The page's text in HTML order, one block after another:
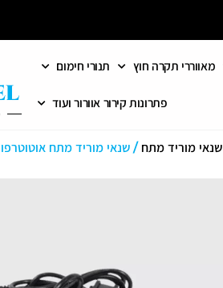
מאווררי תקרה חוץ תנורי חימום
פתרונות קירור אוורור ועוד
שנאי מוריד מתח / שנאי מוריד מתח אוטוטרפו 65W למוצרים מחו”ל